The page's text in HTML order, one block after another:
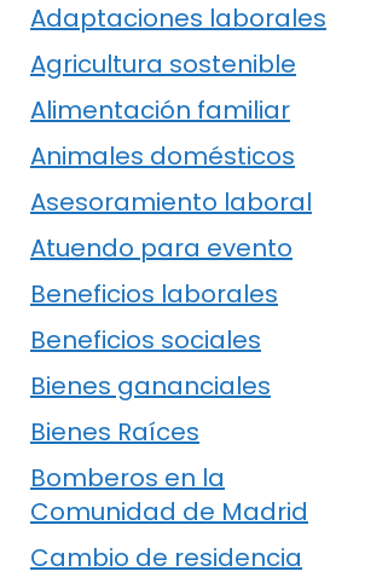
Adaptaciones laborales
Agricultura sostenible
Alimentación familiar
Animales domésticos
Asesoramiento laboral
Atuendo para evento
Beneficios laborales
Beneficios sociales
Bienes gananciales
Bienes Raíces
Bomberos en la
Comunidad de Madrid
Cambio de residencia